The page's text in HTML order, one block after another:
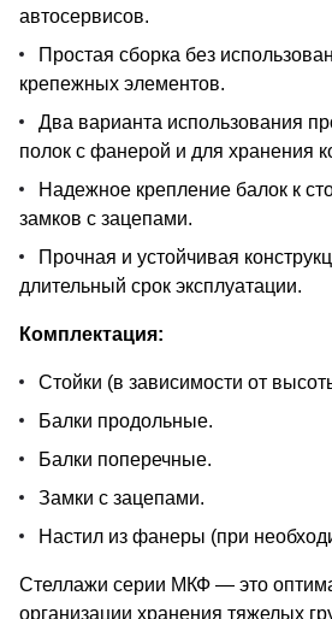
автосервисов.
Простая сборка без
крепежных элементов.
Два варианта использования
полок с фанерой и для хранения
Надежное крепление балок к
замков с зацепами.
Прочная и устойчивая
длительный срок эксплуатации.
Комплектация:
Стойки (в зависимости от
Балки продольные.
Балки поперечные.
Замки с зацепами.
Настил из фанеры (при
Стеллажи серии МКФ — это
организации хранения тяжелых